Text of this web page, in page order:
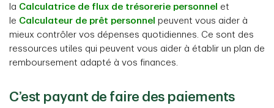
la Calculatrice de flux de trésorerie personnel et
le Calculateur de prêt personnel peuvent vous aider à
mieux contrôler vos dépenses quotidiennes. Ce sont des
ressources utiles qui peuvent vous aider à établir un plan de
remboursement adapté à vos finances.
C’est payant de faire des paiements